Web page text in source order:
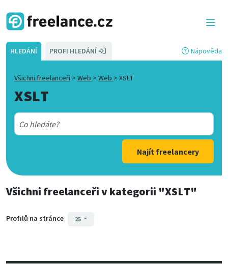
HLEDÁNÍ PROFI HLEDÁNÍ Nápověda
Všichni freelanceři > Web > Web > XSLT
XSLT
Najít freelancery
Všichni freelanceřiv kategorii "XSLT"
Profilů na stránce 25